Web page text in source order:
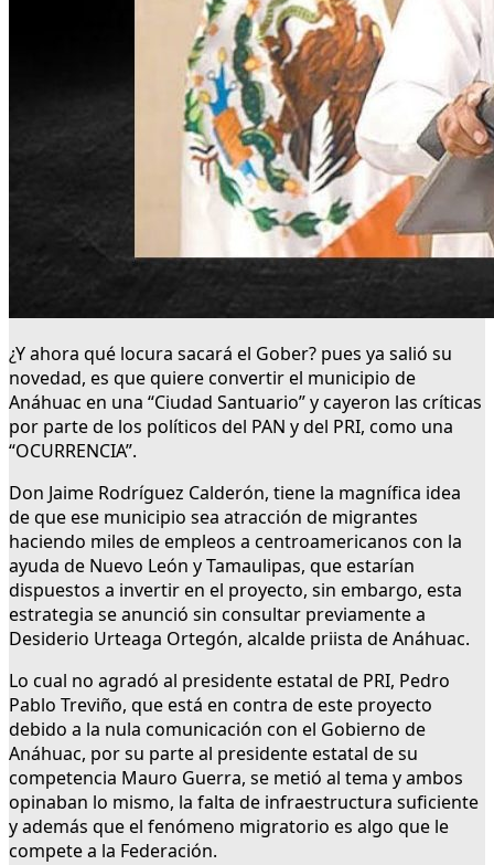
¿Y ahora qué locura sacará el Gober? pues ya salió su
novedad, es que quiere convertir el municipio de
Anáhuac en una “Ciudad Santuario” y cayeron las críticas
por parte de los políticos del PAN y del PRI, como una
“OCURRENCIA”.
Don Jaime Rodríguez Calderón, tiene la magnífica idea
de que ese municipio sea atracción de migrantes
haciendo miles de empleos a centroamericanos con la
ayuda de Nuevo León y Tamaulipas, que estarían
dispuestos a invertir en el proyecto, sin embargo, esta
estrategia se anunció sin consultar previamente a
Desiderio Urteaga Ortegón, alcalde priista de Anáhuac.
Lo cual no agradó al presidente estatal de PRI, Pedro
Pablo Treviño, que está en contra de este proyecto
debido a la nula comunicación con el Gobierno de
Anáhuac, por su parte al presidente estatal de su
competencia Mauro Guerra, se metió al tema y ambos
opinaban lo mismo, la falta de infraestructura suficiente
y además que el fenómeno migratorio es algo que le
compete a la Federación.